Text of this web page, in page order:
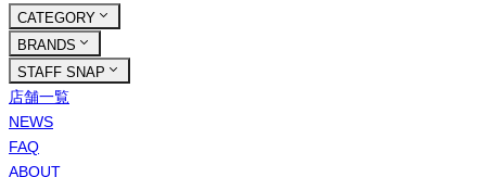
CATEGORY
BRANDS
STAFF SNAP
店舗一覧
NEWS
FAQ
ABOUT